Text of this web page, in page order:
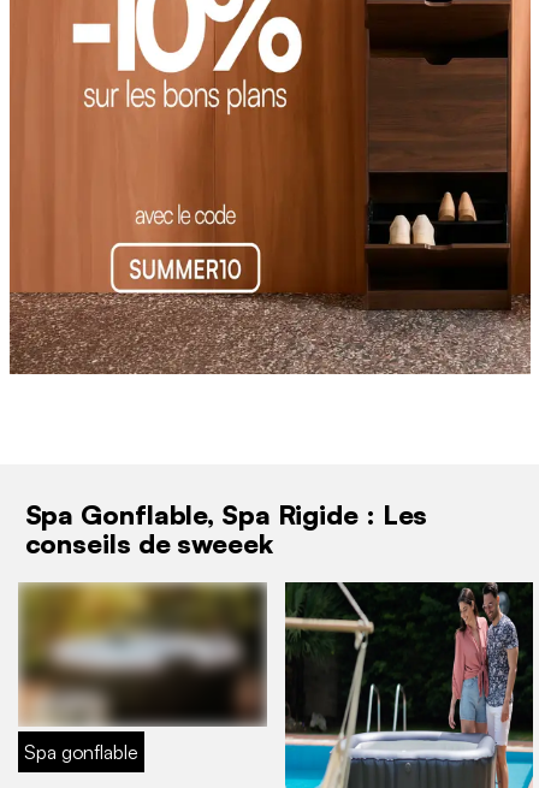
Spa Gonflable, Spa Rigide : Les
conseils de sweeek
Spa gonflable